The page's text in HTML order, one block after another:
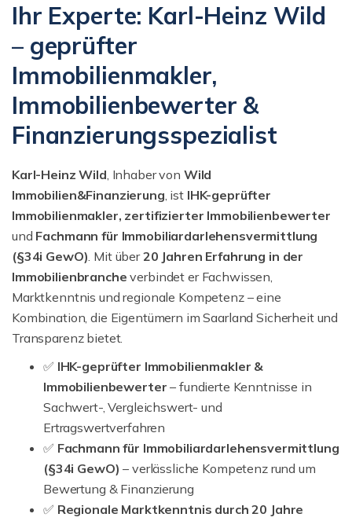
Ihr Experte: Karl-Heinz Wild
– geprüfter
Immobilienmakler,
Immobilienbewerter &
Finanzierungsspezialist
Karl-Heinz Wild, Inhaber von Wild
Immobilien&Finanzierung, ist IHK-geprüfter
Immobilienmakler, zertifizierter Immobilienbewerter
und Fachmann für Immobiliar­darlehensvermittlung
(§34i GewO). Mit über20 Jahren Erfahrung in der
Immobilienbranche verbindet er Fachwissen,
Marktkenntnis und regionale Kompetenz – eine
Kombination, die Eigentümern im Saarland Sicherheit und
Transparenz bietet.
✅ IHK-geprüfter Immobilienmakler &
Immobilienbewerter – fundierte Kenntnisse in
Sachwert-, Vergleichswert- und
Ertragswertverfahren
✅ Fachmann für Immobiliar­darlehensvermittlung
(§34i GewO) – verlässliche Kompetenz rund um
Bewertung & Finanzierung
✅ Regionale Marktkenntnis durch 20 Jahre